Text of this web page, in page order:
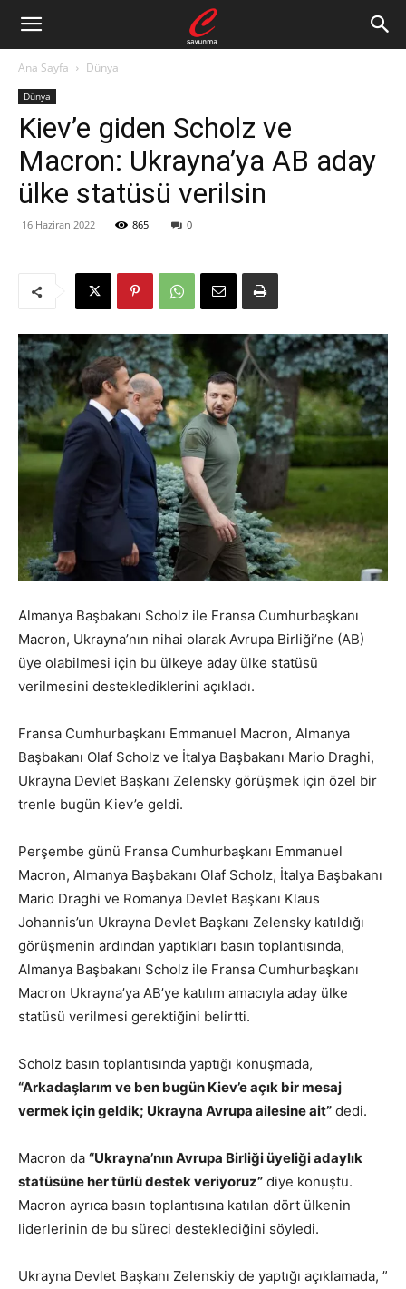
Ana Sayfa Dünya
Dünya
Kiev’e giden Scholz ve
Macron: Ukrayna’ya AB aday
ülke statüsü verilsin
16 Haziran 2022 865 0
Almanya Başbakanı Scholz ile Fransa Cumhurbaşkanı
Macron, Ukrayna’nın nihai olarak Avrupa Birliği’ne (AB)
üye olabilmesi için bu ülkeye aday ülke statüsü
verilmesini desteklediklerini açıkladı.
Fransa Cumhurbaşkanı Emmanuel Macron, Almanya
Başbakanı Olaf Scholz ve İtalya Başbakanı Mario Draghi,
Ukrayna Devlet Başkanı Zelensky görüşmek için özel bir
trenle bugün Kiev’e geldi.
Perşembe günü Fransa Cumhurbaşkanı Emmanuel
Macron, Almanya Başbakanı Olaf Scholz, İtalya Başbakanı
Mario Draghi ve Romanya Devlet Başkanı Klaus
Johannis’un Ukrayna Devlet Başkanı Zelensky katıldığı
görüşmenin ardından yaptıkları basın toplantısında,
Almanya Başbakanı Scholz ile Fransa Cumhurbaşkanı
Macron Ukrayna’ya AB’ye katılım amacıyla aday ülke
statüsü verilmesi gerektiğini belirtti.
Scholz basın toplantısında yaptığı konuşmada,
“Arkadaşlarım ve ben bugün Kiev’e açık bir mesaj
vermek için geldik; Ukrayna Avrupa ailesine ait” dedi.
Macron da “Ukrayna’nın Avrupa Birliği üyeliği adaylık
statüsüne her türlü destek veriyoruz” diye konuştu.
Macron ayrıca basın toplantısına katılan dört ülkenin
liderlerinin de bu süreci desteklediğini söyledi.
Ukrayna Devlet Başkanı Zelenskiy de yaptığı açıklamada, ”